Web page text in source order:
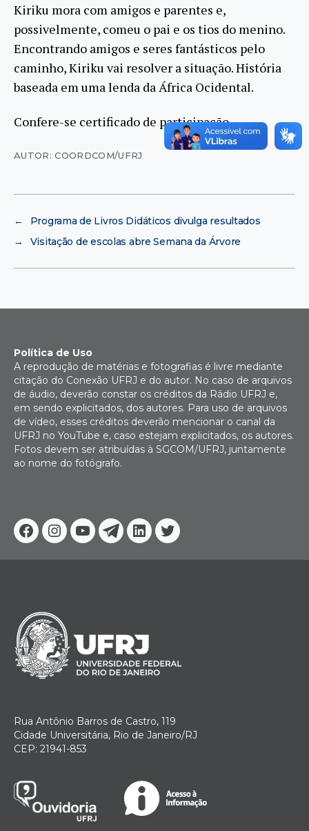
Kiriku mora com amigos e parentes e,
possivelmente, comeu o pai e os tios do menino.
Encontrando amigos e seres fantásticos pelo
caminho, Kiriku vai resolver a situação. História
baseada em uma lenda da África Ocidental.
Confere-se certificado de participação.
AUTOR: COORDCOM/UFRJ
←
Programa de Livros Didáticos divulga resultados
→
Visitação de escolas abre Semana da Árvore
Facebook
Instagram
YoutubeTelegram
Linkedin
Twitter
Política de Uso
A reprodução de matérias e fotografias é livre mediante
citação do Conexão UFRJ e do autor. No caso de arquivos
de áudio, deverão constar os créditos da Rádio UFRJ e,
em sendo explicitados, dos autores. Para uso de arquivos
de vídeo, esses créditos deverão mencionar o canal da
UFRJ no YouTube e, caso estejam explicitados, os autores.
Fotos devem ser atribuídas à SGCOM/UFRJ, juntamente
ao nome do fotógrafo.
Rua Antônio Barros de Castro, 119
Cidade Universitária, Rio de Janeiro/RJ
CEP: 21941-853